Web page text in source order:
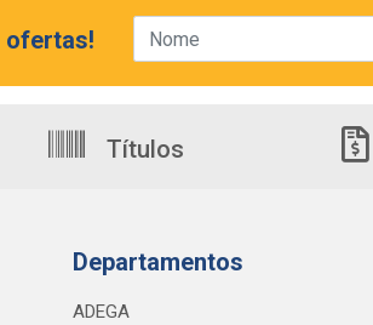
ofertas!
Títulos
Departamentos
ADEGA